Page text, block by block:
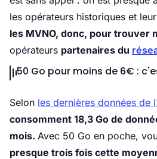
les opérateurs historiques et
les MVNO, donc, pour trouver
opérateurs partenaires du
50 Go pour moins de 6€ :
Selon les dernières données de
consomment 18,3 Go de
mois. Avec 50 Go en poche,
presque trois fois cette